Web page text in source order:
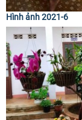
Hình ảnh 2021-6